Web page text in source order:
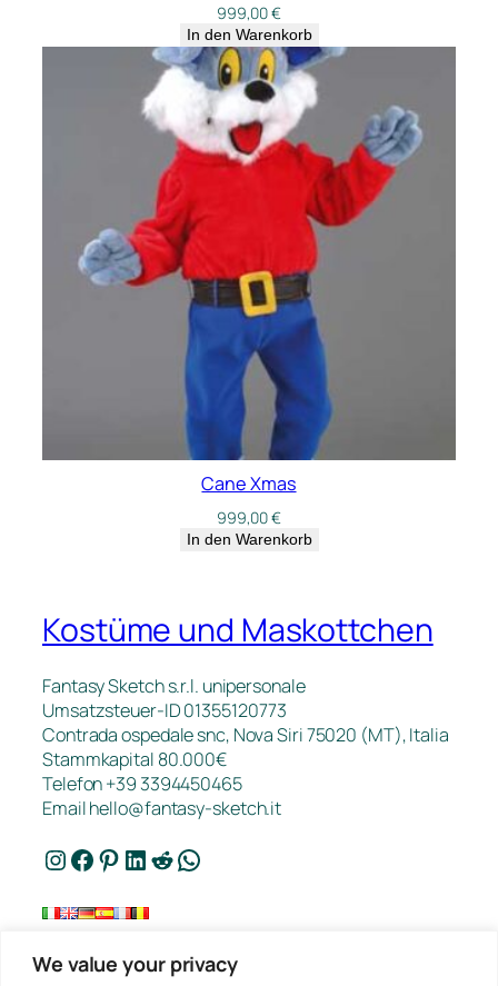
We value your privacy
999,00€
In den Warenkorb
Cane Xmas
999,00€
In den Warenkorb
Kostüme und Maskottchen
Fantasy Sketch s.r.l. unipersonale
Umsatzsteuer-ID 01355120773
Contrada ospedale snc, Nova Siri 75020 (MT), Italia
Stammkapital 80.000€
Telefon +39 3394450465
Emailhello@fantasy-sketch.it
Instagram Facebook Pinterest LinkedIn Reddit WhatsApp